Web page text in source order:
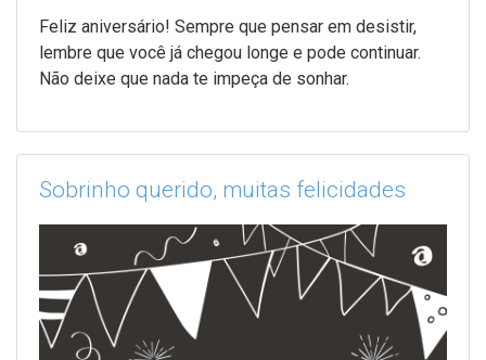
Feliz aniversário! Sempre que pensar em desistir,
lembre que você já chegou longe e pode continuar.
Não deixe que nada te impeça de sonhar.
Sobrinho querido, muitas felicidades